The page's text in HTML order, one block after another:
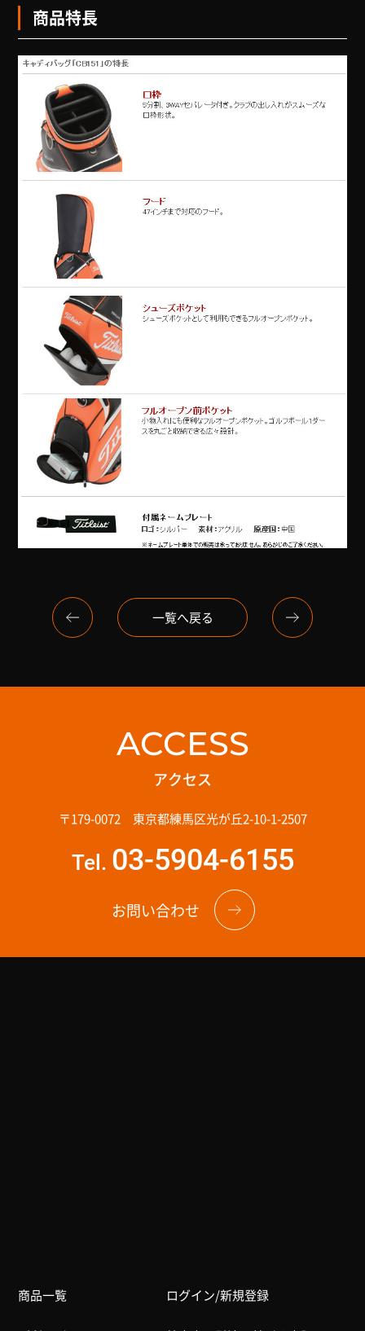
商品特長
一覧へ戻る
ACCESS
アクセス
〒179-0072 東京都練馬区光が丘2-10-1-2507
Tel. 03-5904-6155
お問い合わせ
商品一覧 ログイン/新規登録